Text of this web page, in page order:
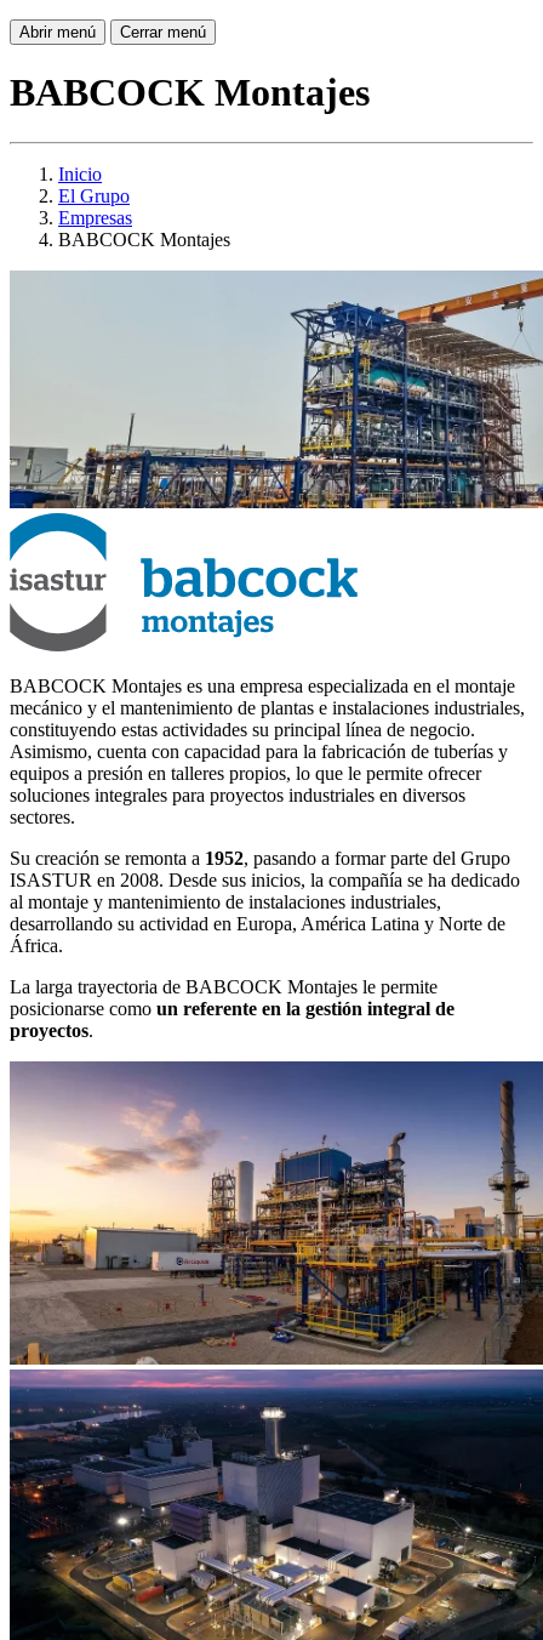
Abrir menú Cerrar menú
BABCOCK Montajes
Inicio
El Grupo
Empresas
BABCOCK Montajes
BABCOCK Montajes es una empresa especializada en el montaje
mecánico y el mantenimiento de plantas e instalaciones industriales,
constituyendo estas actividades su principal línea de negocio.
Asimismo, cuenta con capacidad para la fabricación de tuberías y
equipos a presión en talleres propios, lo que le permite ofrecer
soluciones integrales para proyectos industriales en diversos
sectores.
Su creación se remonta a 1952, pasando a formar parte del Grupo
ISASTUR en 2008. Desde sus inicios, la compañía se ha dedicado
al montaje y mantenimiento de instalaciones industriales,
desarrollando su actividad en Europa, América Latina y Norte de
África.
La larga trayectoria de BABCOCK Montajes le permite
posicionarse como un referente en la gestión integral de
proyectos.